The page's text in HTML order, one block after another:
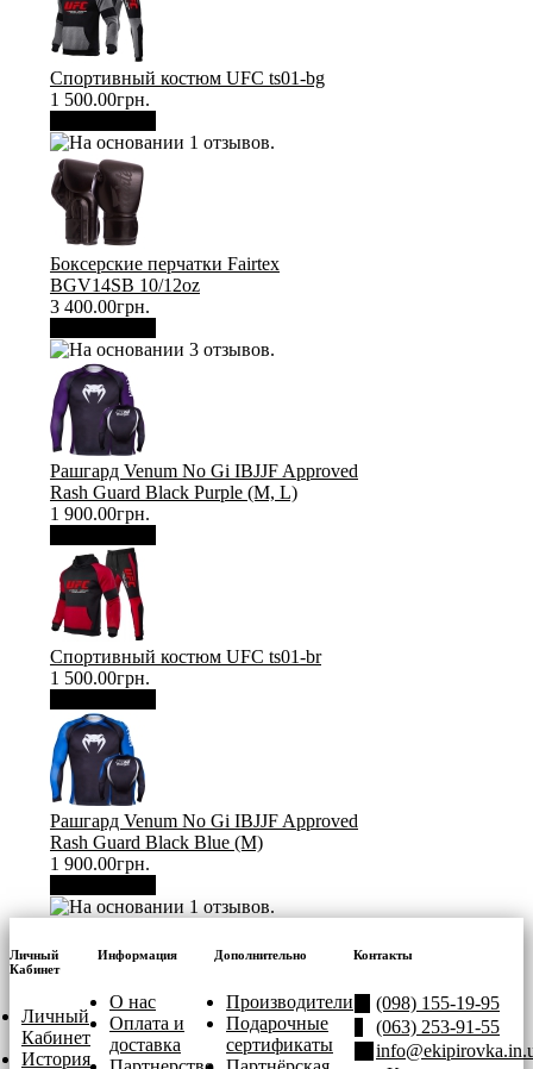
Спортивный костюм UFC ts01-bg
1 500.00грн.
Боксерские перчатки Fairtex
BGV14SB 10/12oz
3 400.00грн.
Рашгард Venum No Gi IBJJF Approved
Rash Guard Black Purple (М, L)
1 900.00грн.
Спортивный костюм UFC ts01-br
1 500.00грн.
Рашгард Venum No Gi IBJJF Approved
Rash Guard Black Blue (М)
1 900.00грн.
Личный
Кабинет
Личный
Кабинет
История
Информация
О нас
Оплата и
доставка
Дополнительно
Производители
Подарочные
сертификаты
Контакты
(098) 155-19-95
(063) 253-91-55